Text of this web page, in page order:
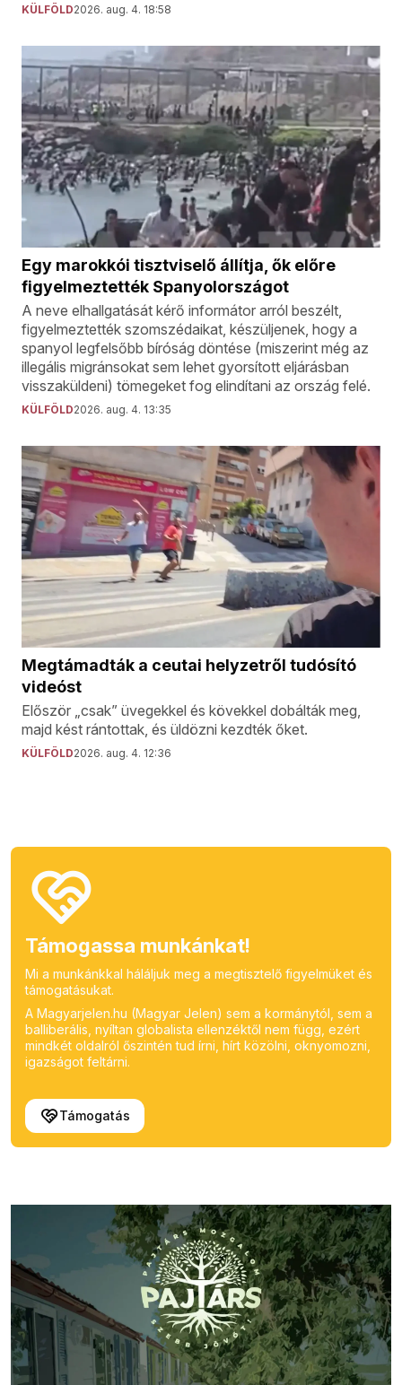
KÜLFÖLD2026. aug. 4. 18:58
Egy marokkói tisztviselő állítja, ők előre
figyelmeztették Spanyolországot
A neve elhallgatását kérő informátor arról beszélt,
figyelmeztették szomszédaikat, készüljenek, hogy a
spanyol legfelsőbb bíróság döntése (miszerint még az
illegális migránsokat sem lehet gyorsított eljárásban
visszaküldeni) tömegeket fog elindítani az ország felé.
KÜLFÖLD2026. aug. 4. 13:35
Megtámadták a ceutai helyzetről tudósító
videóst
Először „csak” üvegekkel és kövekkel dobálták meg,
majd kést rántottak, és üldözni kezdték őket.
KÜLFÖLD2026. aug. 4. 12:36
Támogassa munkánkat!
Mi a munkánkkal háláljuk meg a megtisztelő figyelmüket és
támogatásukat.
A Magyarjelen.hu (Magyar Jelen) sem a kormánytól, sem a
balliberális, nyíltan globalista ellenzéktől nem függ, ezért
mindkét oldalról őszintén tud írni, hírt közölni, oknyomozni,
igazságot feltárni.
Támogatás